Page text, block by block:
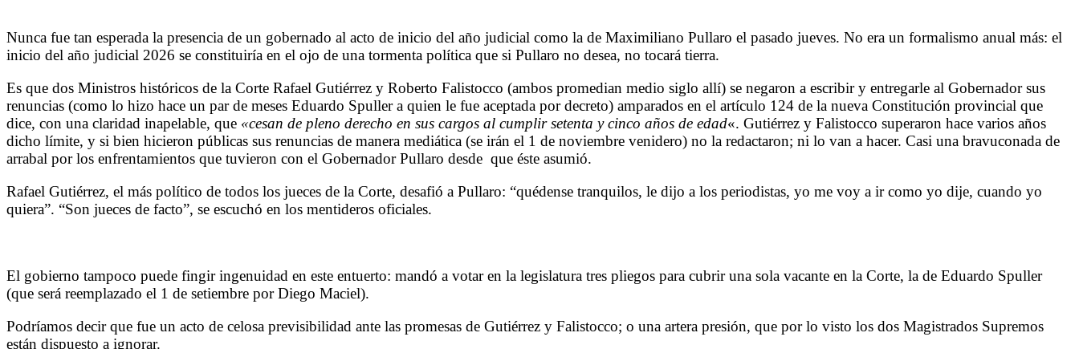
Nunca fue tan esperada la presencia de un gobernado al acto de inicio del año judicial como la de Maximiliano Pullaro el pasado jueves. No era un formalismo anual más: el
inicio del año judicial 2026 se constituiría en el ojo de una tormenta política que si Pullaro no desea, no tocará tierra.
Es que dos Ministros históricos de la Corte Rafael Gutiérrez y Roberto Falistocco (ambos promedian medio siglo allí) se negaron a escribir y entregarle al Gobernador sus
renuncias (como lo hizo hace un par de meses Eduardo Spuller a quien le fue aceptada por decreto) amparados en el artículo 124 de la nueva Constitución provincial que
dice, con una claridad inapelable, que «cesan de pleno derecho en sus cargos al cumplir setenta y cinco años de edad«. Gutiérrez y Falistocco superaron hace varios años
dicho límite, y si bien hicieron públicas sus renuncias de manera mediática (se irán el 1 de noviembre venidero) no la redactaron; ni lo van a hacer. Casi una bravuconada de
arrabal por los enfrentamientos que tuvieron con el Gobernador Pullaro desde que éste asumió.
Rafael Gutiérrez, el más político de todos los jueces de la Corte, desafió a Pullaro: “quédense tranquilos, le dijo a los periodistas, yo me voy a ir como yo dije, cuando yo
quiera”. “Son jueces de facto”, se escuchó en los mentideros oficiales.
El gobierno tampoco puede fingir ingenuidad en este entuerto: mandó a votar en la legislatura tres pliegos para cubrir una sola vacante en la Corte, la de Eduardo Spuller
(que será reemplazado el 1 de setiembre por Diego Maciel).
Podríamos decir que fue un acto de celosa previsibilidad ante las promesas de Gutiérrez y Falistocco; o una artera presión, que por lo visto los dos Magistrados Supremos
están dispuesto a ignorar.